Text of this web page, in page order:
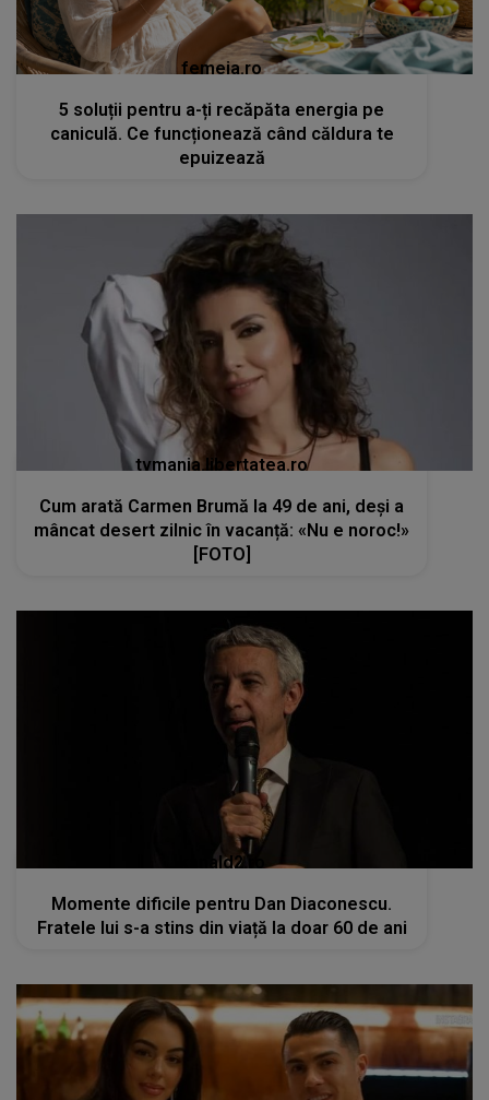
femeia.ro
5 soluții pentru a-ți recăpăta energia pe
caniculă. Ce funcționează când căldura te
epuizează
tvmania.libertatea.ro
Cum arată Carmen Brumă la 49 de ani, deși a
mâncat desert zilnic în vacanță: «Nu e noroc!»
[FOTO]
kanald2.ro
Momente dificile pentru Dan Diaconescu.
Fratele lui s-a stins din viață la doar 60 de ani